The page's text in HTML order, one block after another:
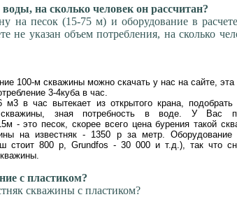
на сколько человек он рассчитан?
на песок (15-75 м) и оборудование в
не указан объем потребления, на сколько
100-м скважины можно скачать у нас на сайте, эта
3-4куба в час.
в час вытекает из открытого крана, подобрать
зная потребность в воде. У Вас
- это песок, скорее всего цена бурения такой
на известняк - 1350 р за метр. Оборудование
стоит 800 р, Grundfos - 30 000 и т.д.), так что
с пластиком?
скважины с пластиком?